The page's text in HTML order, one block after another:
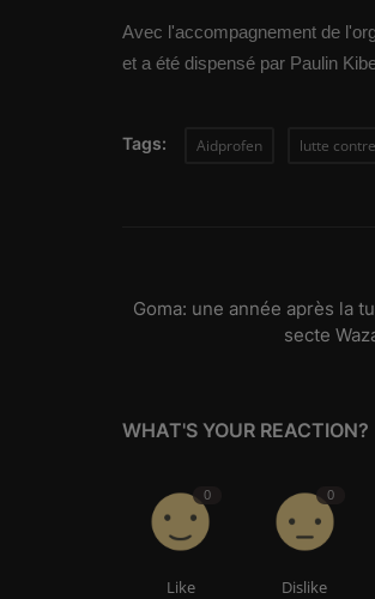
Avec l'accompagnement de
et a été dispensé par Paulin
Tags: Aidprofen lutte
Goma: une année après la
secte
WHAT'S YOUR REACTION?
0
Like
0
Dislike